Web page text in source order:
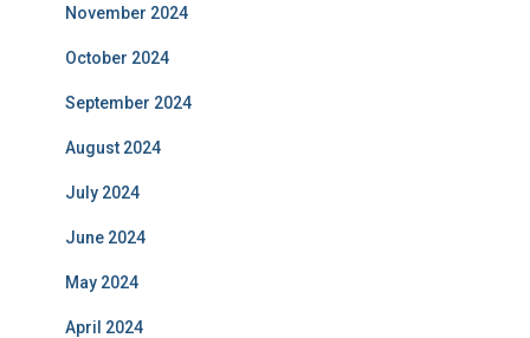
November 2024
October 2024
September 2024
August 2024
July 2024
June 2024
May 2024
April 2024